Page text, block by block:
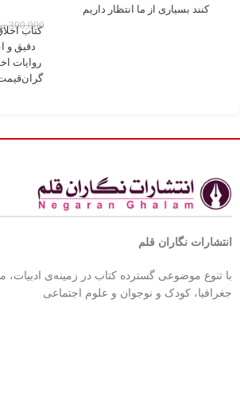
کنند بسیاری از ما انتظار داریم
300,000
کتاب
دقیق و
روایات
انتشارات نگاران قلم
با تنوع موضوعی گسترده کتاب در زمینه‌ی ادبیات،
جغرافیا، کودک و نوجوان و علوم اجتماعی